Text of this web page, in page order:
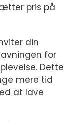
pris på
din
for
Dette
mere tid
at lave